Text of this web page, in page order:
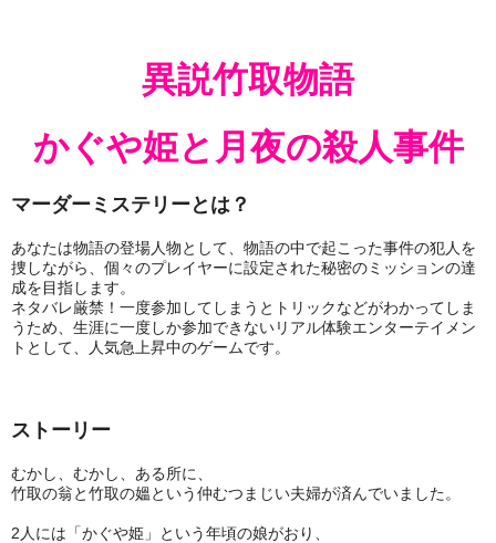
異説竹取物語
かぐや姫と月夜の殺人事件
マーダーミステリーとは？
あなたは物語の登場人物として、物語の中で起こった事件の犯人を
捜しながら、個々のプレイヤーに設定された秘密のミッションの達
成を目指します。
ネタバレ厳禁！一度参加してしまうとトリックなどがわかってしま
うため、生涯に一度しか参加できないリアル体験エンターテイメン
トとして、人気急上昇中のゲームです。
ストーリー
むかし、むかし、ある所に、
竹取の翁と竹取の媼という仲むつまじい夫婦が済んでいました。
2人には「かぐや姫」という年頃の娘がおり、